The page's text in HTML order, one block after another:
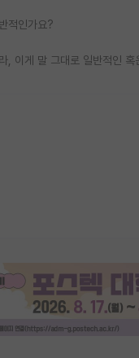
적인가요?
, 이게 말 그대로 일반적인